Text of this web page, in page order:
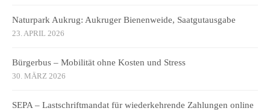
Naturpark Aukrug: Aukruger Bienenweide, Saatgutausgabe
23. APRIL 2026
Bürgerbus – Mobilität ohne Kosten und Stress
30. MÄRZ 2026
SEPA – Lastschriftmandat für wiederkehrende Zahlungen online